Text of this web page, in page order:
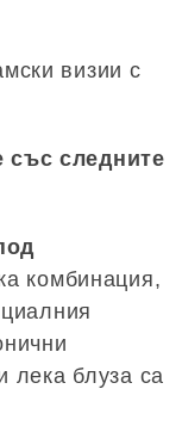
визии с
със следните
комбинация,
лека блуза са